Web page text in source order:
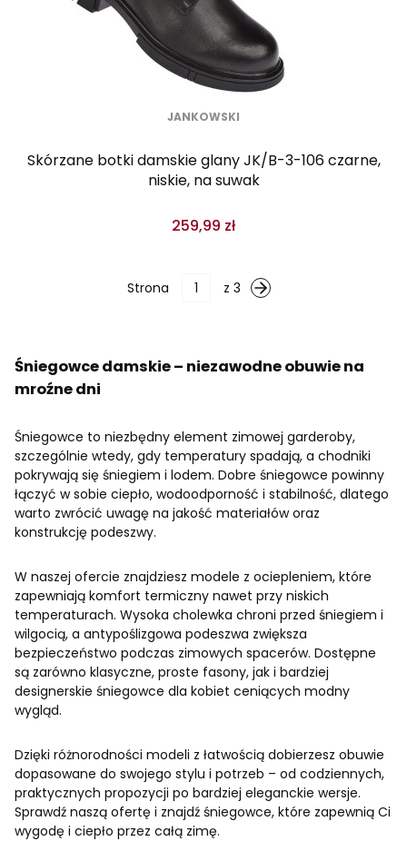
JANKOWSKI
Skórzane botki damskie glany JK/B-3-106 czarne,
niskie, na suwak
259,99 zł
Strona z 3
Śniegowce damskie – niezawodne obuwie na
mroźne dni
Śniegowce to niezbędny element zimowej garderoby,
szczególnie wtedy, gdy temperatury spadają, a chodniki
pokrywają się śniegiem i lodem. Dobre śniegowce powinny
łączyć w sobie ciepło, wodoodporność i stabilność, dlatego
warto zwrócić uwagę na jakość materiałów oraz
konstrukcję podeszwy.
W naszej ofercie znajdziesz modele z ociepleniem, które
zapewniają komfort termiczny nawet przy niskich
temperaturach. Wysoka cholewka chroni przed śniegiem i
wilgocią, a antypoślizgowa podeszwa zwiększa
bezpieczeństwo podczas zimowych spacerów. Dostępne
są zarówno klasyczne, proste fasony, jak i bardziej
designerskie śniegowce dla kobiet ceniących modny
wygląd.
Dzięki różnorodności modeli z łatwością dobierzesz obuwie
dopasowane do swojego stylu i potrzeb – od codziennych,
praktycznych propozycji po bardziej eleganckie wersje.
Sprawdź naszą ofertę i znajdź śniegowce, które zapewnią Ci
wygodę i ciepło przez całą zimę.